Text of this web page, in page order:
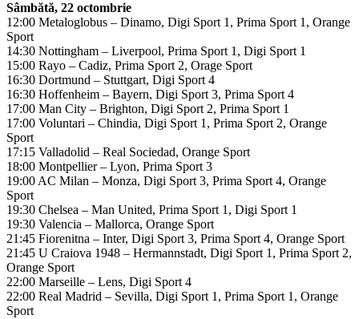
Sâmbătă, 22 octombrie
12:00 Metaloglobus – Dinamo, Digi Sport 1, Prima Sport 1, Orange
Sport
14:30 Nottingham – Liverpool, Prima Sport 1, Digi Sport 1
15:00 Rayo – Cadiz, Prima Sport 2, Orage Sport
16:30 Dortmund – Stuttgart, Digi Sport 4
16:30 Hoffenheim – Bayern, Digi Sport 3, Prima Sport 4
17:00 Man City – Brighton, Digi Sport 2, Prima Sport 1
17:00 Voluntari – Chindia, Digi Sport 1, Prima Sport 2, Orange
Sport
17:15 Valladolid – Real Sociedad, Orange Sport
18:00 Montpellier – Lyon, Prima Sport 3
19:00 AC Milan – Monza, Digi Sport 3, Prima Sport 4, Orange
Sport
19:30 Chelsea – Man United, Prima Sport 1, Digi Sport 1
19:30 Valencia – Mallorca, Orange Sport
21:45 Fiorenitna – Inter, Digi Sport 3, Prima Sport 4, Orange Sport
21:45 U Craiova 1948 – Hermannstadt, Digi Sport 1, Prima Sport 2,
Orange Sport
22:00 Marseille – Lens, Digi Sport 4
22:00 Real Madrid – Sevilla, Digi Sport 1, Prima Sport 1, Orange
Sport